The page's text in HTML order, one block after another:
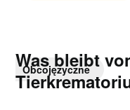
Obcojęzyczne
Was bleibt